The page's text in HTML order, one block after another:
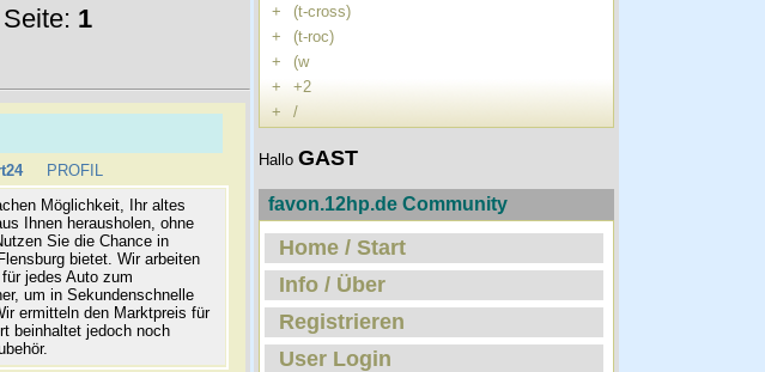
1
PROFIL
Möglichkeit, Ihr altes
Ihnen herausholen, ohne
Sie die Chance in
bietet. Wir arbeiten
jedes Auto zum
um in Sekundenschnelle
ermitteln den Marktpreis für
beinhaltet jedoch noch
+
(t-cross)
+
(t-roc)
+
(w
+
+2
+
/
Hallo GAST
favon.12hp.de Community
Home / Start
Info / Über
Registrieren
User Login